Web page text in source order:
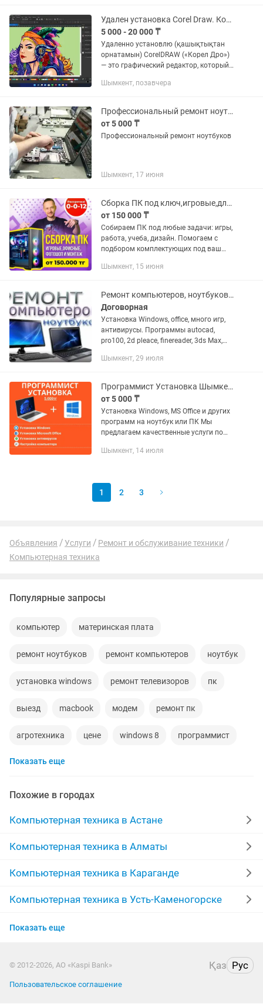
Удален установка Corel Draw. Корел Дро, корел драв (Барлық версиялары бар)
5 000 - 20 000 ₸
Удаленно установлю (қашықтықтан
орнатамын) CorelDRAW («Корел Дро»)
— это графический редактор, который
изображениями. С помощью этого
Шымкент, позавчера
Профессиональный ремонт ноутбуков и персональных компьютеров
от 5 000 ₸
Профессиональный ремонт ноутбуков
Шымкент, 17 июня
Сборка ПК под ключ,игровые,для работы и монтажа
от 150 000 ₸
Собираем ПК под любые задачи: игры,
работа, учеба, дизайн. Помогаем с
подбором комплектующих под ваш
деталями. Установка Windows и всех
Шымкент, 15 июня
Ремонт компьютеров, ноутбуков. Установка windows. Качественно недорого.
Договорная
Установка Windows, office, много игр,
антивирусы. Программы autocad,
pro100, 2d pleace, finereader, 3ds Max,
интернета. Установка ncalayer, egov,
Шымкент, 29 июля
Программист Установка Шымкент
от 5 000 ₸
Установка Windows, MS Office и других
программ на ноутбук или ПК Мы
предлагаем качественные услуги по
программ для вашего компьютера.
Шымкент, 14 июля
1 2 3
Объявления Услуги
Ремонт и обслуживание техники
Компьютерная техника
Популярные запросы
компьютер материнская плата
ремонт ноутбуков ремонт компьютеров ноутбук
установка windows ремонт телевизоров пк
выезд macbook модем ремонт пк
агротехника цене windows 8 программист
чистка ноутбуков
качественный ремонт ремонт установка
картридж установка windows 10
корпус восстановление данных
установка windows 7 ноутбуки караганда
сборка компьютера
Показать еще
Похожие в городах
Компьютерная техника в Астане
Компьютерная техника в Алматы
Компьютерная техника в Караганде
Компьютерная техника в Усть-Каменогорске
Компьютерная техника в Актобе
Компьютерная техника в Таразе
Показать еще
© 2012-2026, АО «Kaspi Bank» Қаз Рус
Пользовательское соглашение